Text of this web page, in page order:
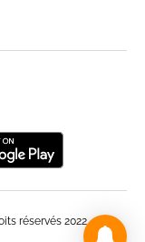
réservés 2022